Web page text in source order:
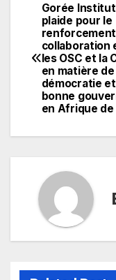
de
l’article
Gorée
plaide pour le
collaboration
les OSC et la
en matière de
démocratie
bonne
en Afrique de